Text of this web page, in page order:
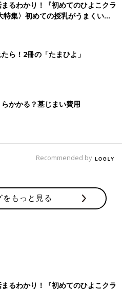
るわかり！『初めてのひよこクラ
特集〉初めての授乳がうまくい
クの基本と夏のトラブル 解決テ
ら！2冊の「たまひよ」
かかる？墓じまい費用
Recommended by
をもっと見る
るわかり！『初めてのひよこクラ